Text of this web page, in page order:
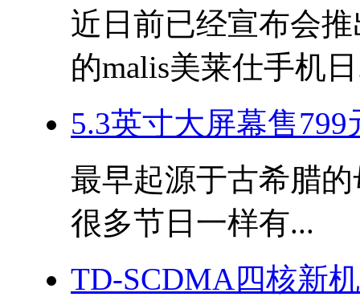
近日前已经宣布会
的malis美莱仕手机
5.3英寸大屏幕售
最早起源于古希腊
很多节日一样有...
TD-SCDMA四核新